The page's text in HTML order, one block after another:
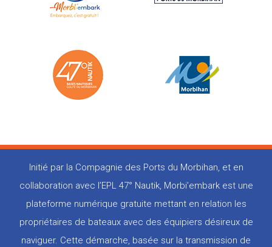
Initié par la Compagnie des Ports du Morbihan, et en
collaboration avec l’EPL 47° Nautik, Morbi’embark est une
plateforme numérique gratuite mettant en relation les
propriétaires de bateaux avec des équipiers désireux de
naviguer. Cette démarche, basée sur la transmission de